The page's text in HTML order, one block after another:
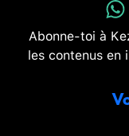
Abonne-toi à
les contenus